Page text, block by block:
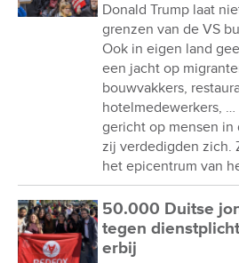
Donald Trump laat
grenzen van de VS
Ook in eigen land
een jacht op
bouwvakkers,
hotelmedewerkers,
gericht op mensen in
zij verdedigden zich.
het epicentrum van
50.000 Duitse
tegen
erbij